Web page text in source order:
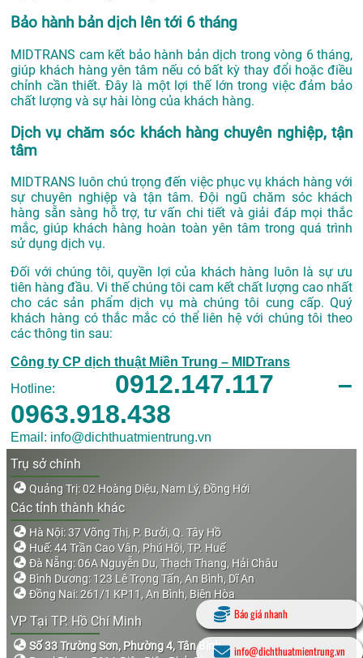
Bảo hành bản dịch lên tới 6 tháng
MIDTRANS cam kết bảo hành bản dịch trong vòng 6 tháng,
giúp khách hàng yên tâm nếu có bất kỳ thay đổi hoặc điều
chỉnh cần thiết. Đây là một lợi thế lớn trong việc đảm bảo
chất lượng và sự hài lòng của khách hàng.
Dịch vụ chăm sóc khách hàng chuyên nghiệp, tận
tâm
MIDTRANS luôn chú trọng đến việc phục vụ khách hàng với
sự chuyên nghiệp và tận tâm. Đội ngũ chăm sóc khách
hàng sẵn sàng hỗ trợ, tư vấn chi tiết và giải đáp mọi thắc
mắc, giúp khách hàng hoàn toàn yên tâm trong quá trình
sử dụng dịch vụ.
Đối với chúng tôi, quyền lợi của khách hàng luôn là sự ưu
tiên hàng đầu. Vi thế chúng tôi cam kết chất lượng cao nhất
cho các sản phẩm dịch vụ mà chúng tôi cung cấp. Quý
khách hàng có thắc mắc có thể liên hệ với chúng tôi theo
các thông tin sau:
Công ty CP dịch thuật Miền Trung – MIDTrans
Hotline: 0912.147.117 –
0963.918.438
Email: info@dichthuatmientrung.vn
Trụ sở chính
Quảng Trị: 02 Hoàng Diệu, Nam Lý, Đồng Hới
Các tỉnh thành khác
Hà Nội: 37 Võng Thị, P. Bưởi, Q. Tây Hồ
Huế: 44 Trần Cao Vân, Phú Hội, TP. Huế
Đà Nẵng: 06A Nguyễn Du, Thạch Thang, Hải Châu
Bình Dương: 123 Lê Trọng Tấn, An Bình, Dĩ An
Đồng Nai: 261/1 KP11, An Bình, Biên Hòa
VP Tại TP. Hồ Chí Minh
Số 33 Trường Sơn, Phường 4, Tân Bình
Báo giá nhanh
info@dichthuatmientrung.vn